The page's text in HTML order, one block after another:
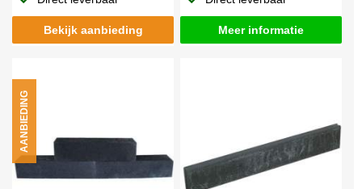
Bekijk aanbieding Meer informatie
AANBIEDING